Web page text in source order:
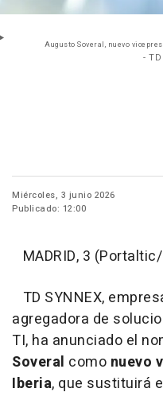
Augusto Soveral, nuevo
-
Miércoles, 3 junio 2026
Publicado: 12:00
MADRID, 3
TD SYNNEX,
agregadora de
TI, ha anunciado el
Soveral como nuevo
Iberia, que sustituirá